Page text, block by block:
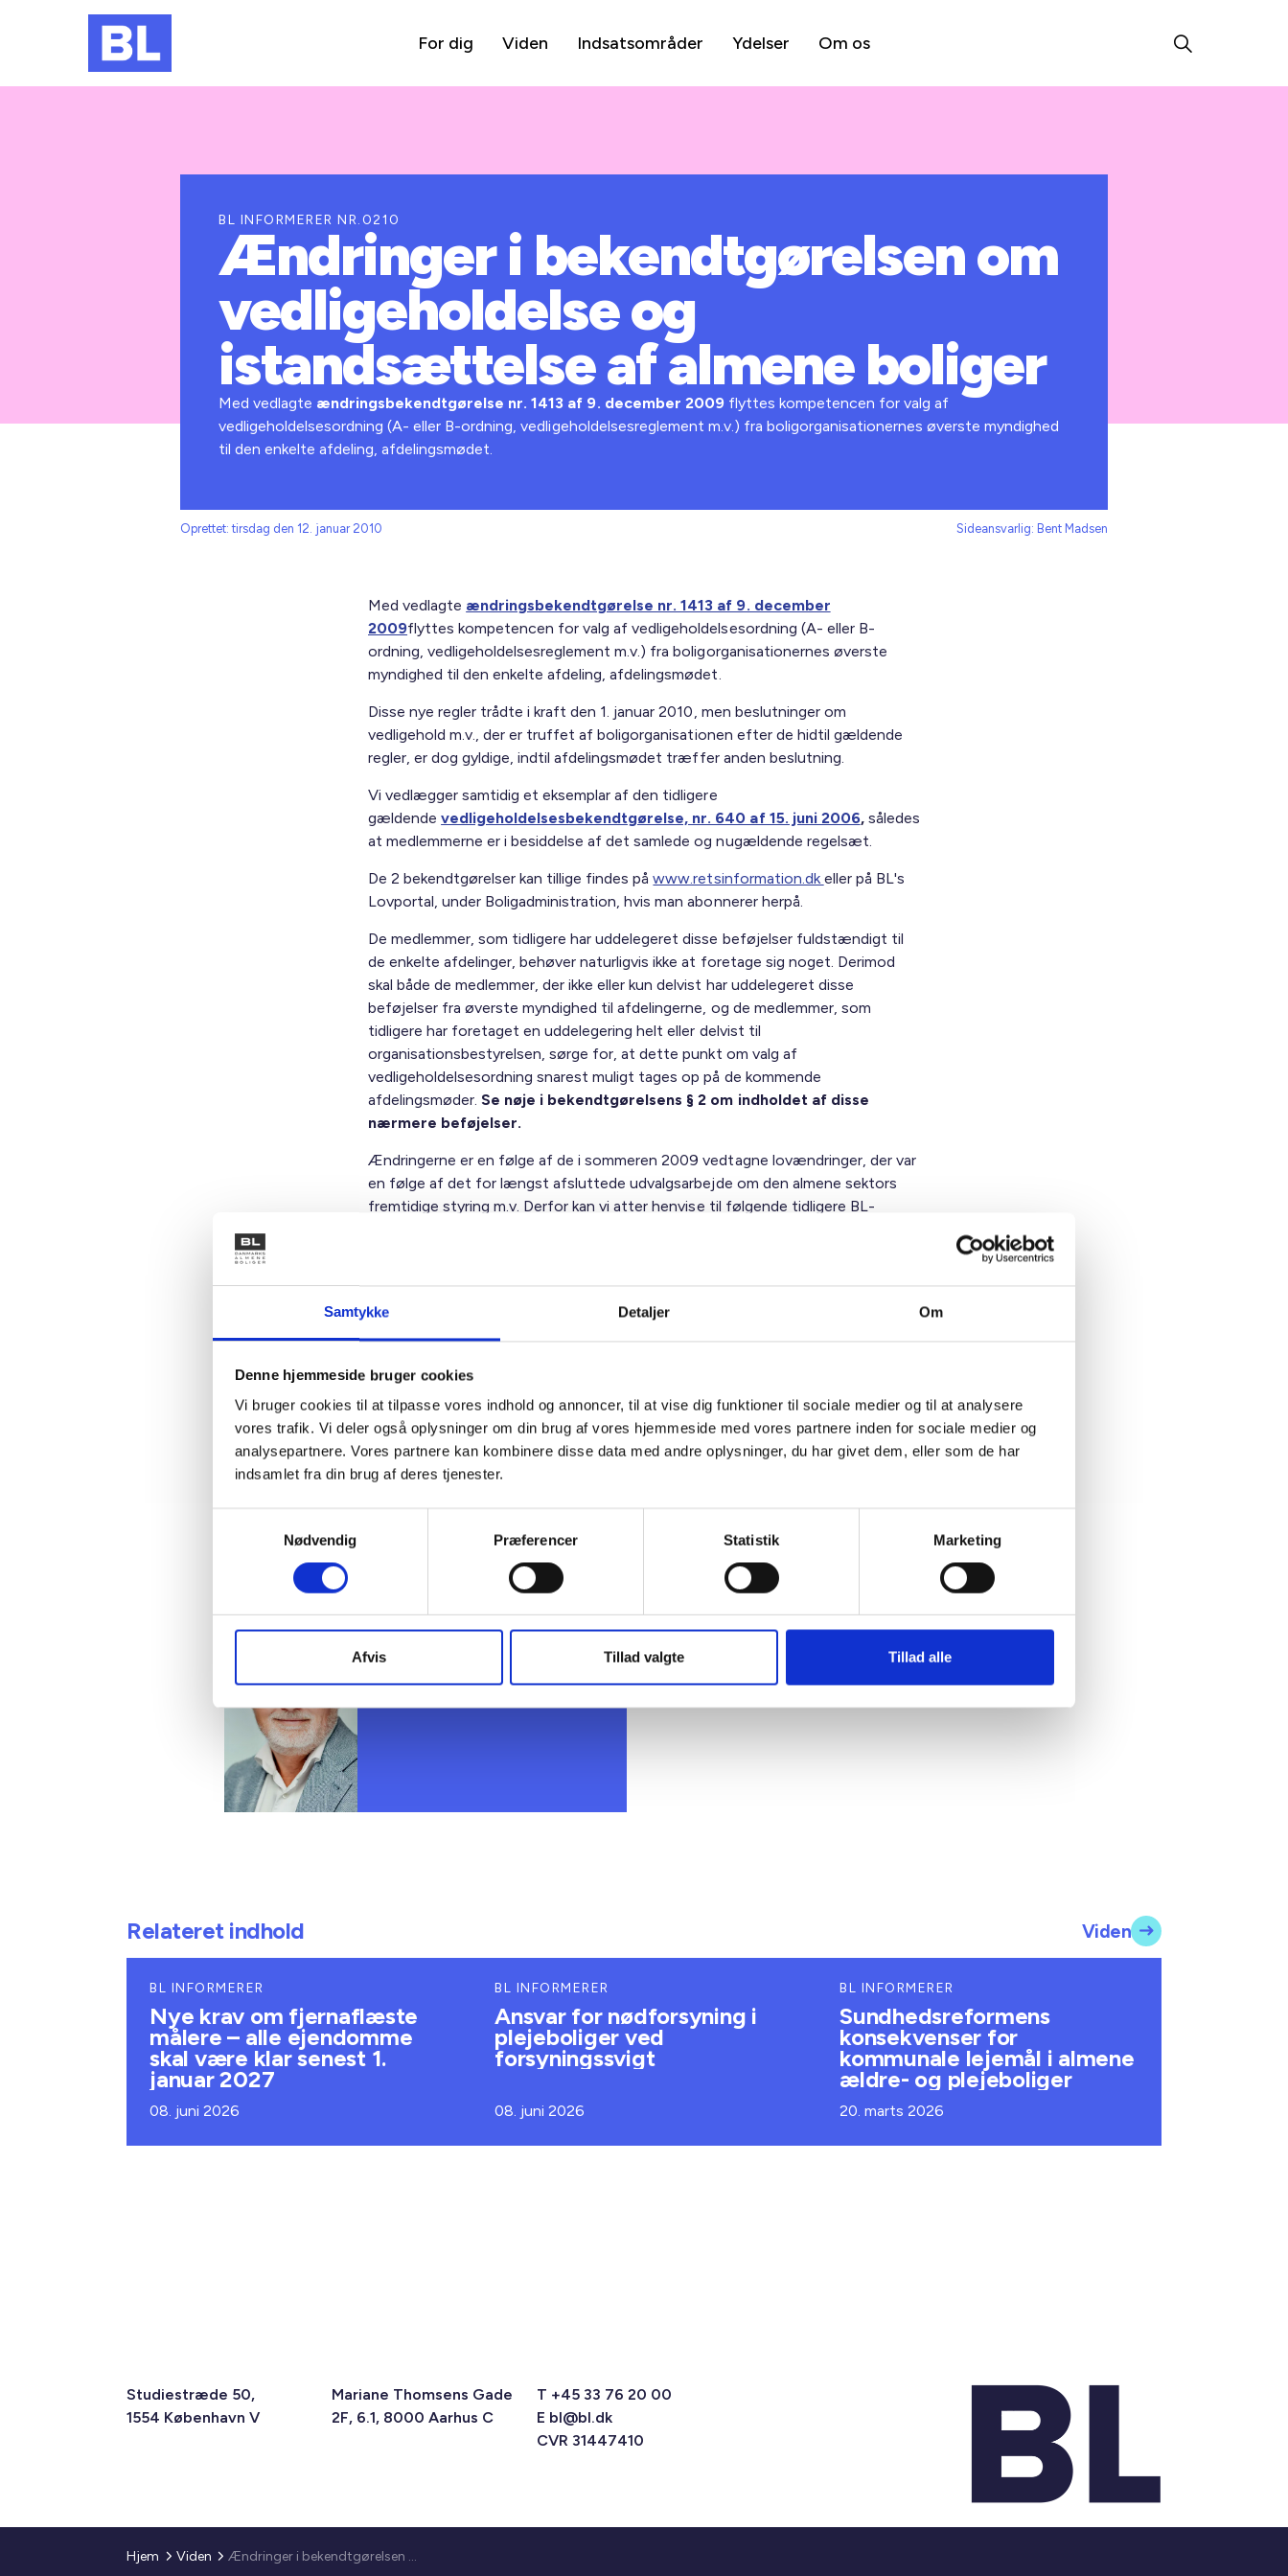
Samtykke Detaljer Om
Denne hjemmeside bruger cookies
Vi bruger cookies til at tilpasse vores indhold og annoncer, til at vise dig funktioner til sociale medier og til at analysere
vores trafik. Vi deler også oplysninger om din brug af vores hjemmeside med vores partnere inden for sociale medier og
analysepartnere. Vores partnere kan kombinere disse data med andre oplysninger, du har givet dem, eller som de har
indsamlet fra din brug af deres tjenester.
Nødvendig
Præferencer Statistik Marketing
Afvis Tillad valgte Tillad alle
For dig Viden Indsatsområder Ydelser Om os
BL INFORMERER NR.0210
Ændringer i bekendtgørelsen om
vedligeholdelse og
istandsættelse af almene boliger
Med vedlagte ændringsbekendtgørelse nr. 1413 af 9. december 2009 flyttes kompetencen for valg af
vedligeholdelsesordning (A- eller B-ordning, vedligeholdelsesreglement m.v.) fra boligorganisationernes øverste myndighed
til den enkelte afdeling, afdelingsmødet.
Oprettet: tirsdag den 12. januar 2010 Sideansvarlig: Bent Madsen
Med vedlagte ændringsbekendtgørelse nr. 1413 af 9. december
2009flyttes kompetencen for valg af vedligeholdelsesordning (A- eller B-
ordning, vedligeholdelsesreglement m.v.) fra boligorganisationernes øverste
myndighed til den enkelte afdeling, afdelingsmødet.
Disse nye regler trådte i kraft den 1. januar 2010, men beslutninger om
vedligehold m.v., der er truffet af boligorganisationen efter de hidtil gældende
regler, er dog gyldige, indtil afdelingsmødet træffer anden beslutning.
Vi vedlægger samtidig et eksemplar af den tidligere
gældendevedligeholdelsesbekendtgørelse, nr. 640 af 15. juni 2006,således
at medlemmerne er i besiddelse af det samlede og nugældende regelsæt.
De 2 bekendtgørelser kan tillige findes påwww.retsinformation.dkeller på BL's
Lovportal, under Boligadministration, hvis man abonnerer herpå.
De medlemmer, som tidligere har uddelegeret disse beføjelser fuldstændigt til
de enkelte afdelinger, behøver naturligvis ikke at foretage sig noget. Derimod
skal både de medlemmer, der ikke eller kun delvist har uddelegeret disse
beføjelser fra øverste myndighed til afdelingerne, og de medlemmer, som
tidligere har foretaget en uddelegering helt eller delvist til
organisationsbestyrelsen, sørge for, at dette punkt om valg af
vedligeholdelsesordning snarest muligt tages op på de kommende
afdelingsmøder.Se nøje i bekendtgørelsens § 2 om indholdet af disse
nærmere beføjelser.
Ændringerne er en følge af de i sommeren 2009 vedtagne lovændringer, der var
en følge af det for længst afsluttede udvalgsarbejde om den almene sektors
fremtidige styring m.v. Derfor kan vi atter henvise til følgende tidligere BL-
I den kommende tid vil vi følge op med lignende vejledende BL-Informerer om
de øvrige og forholdsvis mange regelændringer, som nu er gennemført ved den
række af nye bekendtgørelser m.v., vi sendte ud til medlemmerne kort før jul ved
Med venlig hilsen
Bent Madsen / Preben Mathiesen
Kontakt
Bent Madsen
Tlf: 28 88 18 77
Mail: bma@bl.dk
Relateret indhold Viden
BL INFORMERER
Nye krav om fjernaflæste
målere – alle ejendomme
skal være klar senest 1.
januar 2027
08. juni 2026
BL INFORMERER
Ansvar for nødforsyning i
plejeboliger ved
forsyningssvigt
08. juni 2026
BL INFORMERER
Sundhedsreformens
konsekvenser for
kommunale lejemål i almene
ældre- og plejeboliger
20. marts 2026
Studiestræde 50,
1554 København V
Mariane Thomsens Gade
2F, 6.1, 8000 Aarhus C
T +45 33 76 20 00
E bl@bl.dk
CVR 31447410
Hjem Viden Ændringer i bekendtgørelsen om vedligeholdelse og istandsættelse af almene boliger